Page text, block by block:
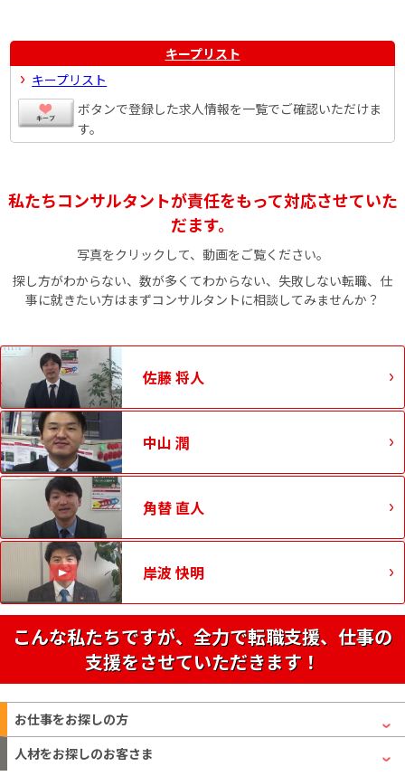
キープリスト
キープリスト
ボタンで登録した求人情報を一覧でご確認いただけま
す。
私たちコンサルタントが責任をもって対応させていた
だます。
写真をクリックして、動画をご覧ください。
探し方がわからない、数が多くてわからない、失敗しない転職、仕
事に就きたい方はまずコンサルタントに相談してみませんか？
佐藤 将人
中山 潤
角替 直人
岸波 快明
こんな私たちですが、全力で転職支援、仕事の
支援をさせていただきます！
お仕事をお探しの方
人材をお探しのお客さま